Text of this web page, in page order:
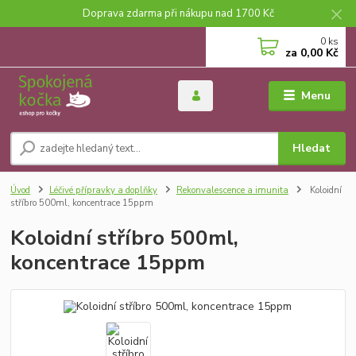
Doprava zdarma při nákupu nad 1700 Kč
Menu
Hledat
0 ks
za 0,00 Kč
Úvod Léčivé přípravky a doplňky Rekonvalescence a imunita
Koloidní
stříbro 500ml, koncentrace 15ppm
Koloidní stříbro 500ml,
koncentrace 15ppm